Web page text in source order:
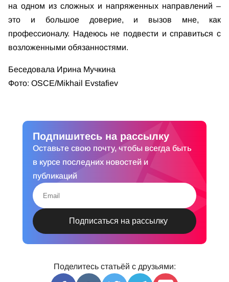
на одном из сложных и напряженных направлений –
это и большое доверие, и вызов мне, как
профессионалу. Надеюсь не подвести и справиться с
возложенными обязанностями.
Беседовала Ирина Мучкина
Фото: OSCE/Mikhail Evstafiev
Подпишитесь на рассылку
Оставьте свою почту, чтобы всегда быть
в курсе последних новостей и
публикаций
Поделитесь статьёй с друзьями: